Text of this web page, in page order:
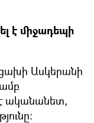
է միջադեպի
Ասկերանի
ականանետ,